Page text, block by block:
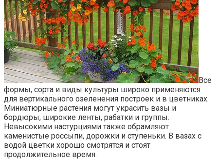
Все
формы, сорта и виды культуры широко применяются
для вертикального озеленения построек и в цветниках.
Миниатюрные растения могут украсить вазы и
бордюры, широкие ленты, рабатки и группы.
Невысокими настурциями также обрамляют
каменистые россыпи, дорожки и ступеньки. В вазах с
водой цветки хорошо смотрятся и стоят
продолжительное время.